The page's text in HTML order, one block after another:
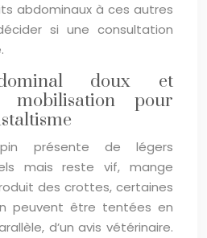
abdominaux à ces autres
si une consultation
doux et
mobilisation pour
présente de légers
mais reste vif, mange
des crottes, certaines
peuvent être tentées en
d’un avis vétérinaire.